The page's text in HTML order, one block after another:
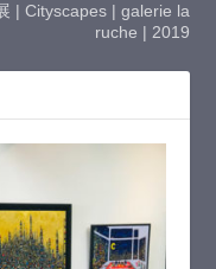
| Cityscapes | galerie la
ruche | 2019